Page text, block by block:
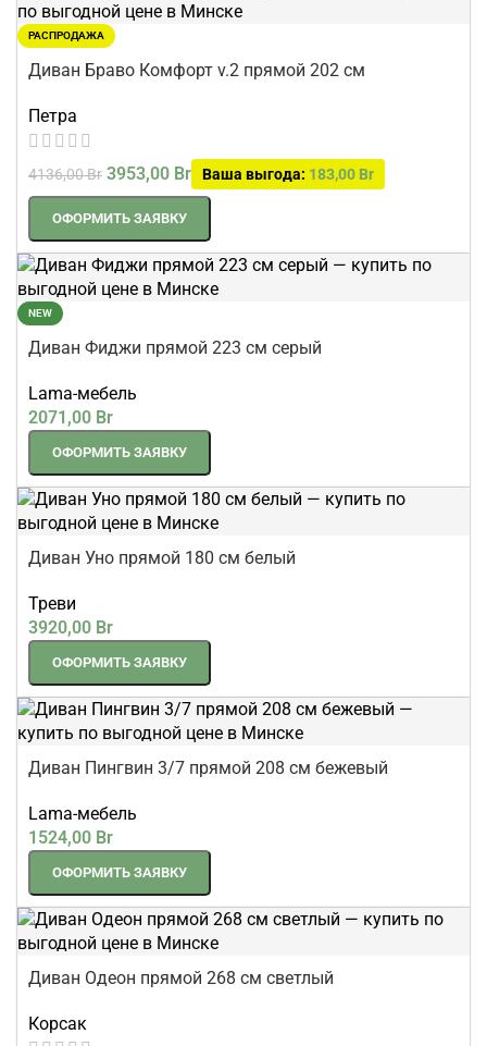
РАСПРОДАЖА
Диван Браво Комфорт v.2 прямой 202 см
Петра
4136,00Br 3953,00 Br Ваша выгода: 183,00 Br
ОФОРМИТЬ ЗАЯВКУ
NEW
Диван Фиджи прямой 223 см серый
Lama-мебель
2071,00 Br
ОФОРМИТЬ ЗАЯВКУ
Диван Уно прямой 180 см белый
Треви
3920,00 Br
ОФОРМИТЬ ЗАЯВКУ
Диван Пингвин 3/7 прямой 208 см бежевый
Lama-мебель
1524,00 Br
ОФОРМИТЬ ЗАЯВКУ
Диван Одеон прямой 268 см светлый
Корсак